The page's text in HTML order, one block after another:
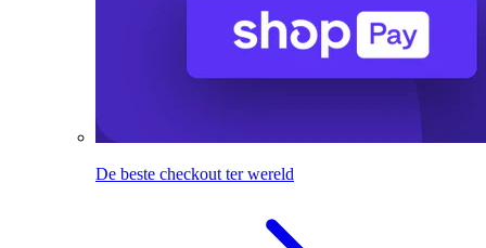
De beste checkout ter wereld